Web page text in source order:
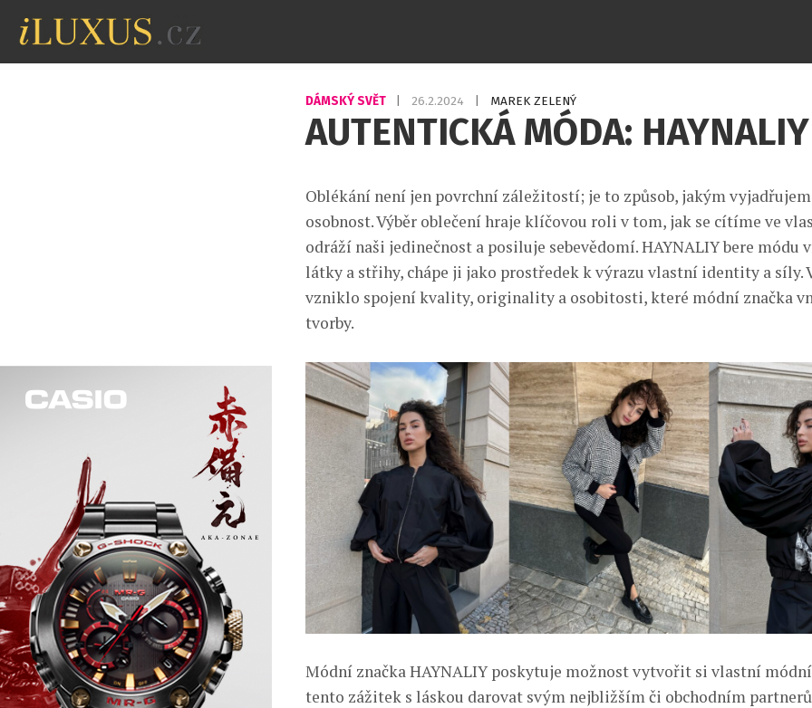
DÁMSKÝ SVĚT 26.2.2024 MAREK ZELENÝ
AUTENTICKÁ MÓDA: HAYNALIY
Oblékání není jen povrchní záležitostí; je to způsob, jakým
osobnost. Výběr oblečení hraje klíčovou roli v tom, jak se cítíme ve
odráží naši jedinečnost a posiluje sebevědomí. HAYNALIY bere módu
látky a střihy, chápe ji jako prostředek k výrazu vlastní identity a síly.
vzniklo spojení kvality, originality a osobitosti, které módní značka
tvorby.
Módní značka HAYNALIY poskytuje možnost vytvořit si vlastní módní
tento zážitek s láskou darovat svým nejbližším či obchodním